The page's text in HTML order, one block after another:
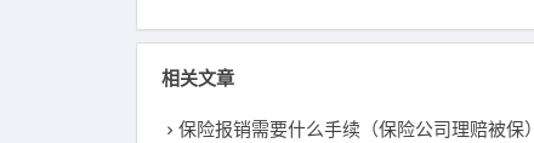
相关文章
保险报销需要什么手续（保险公司理赔被保）